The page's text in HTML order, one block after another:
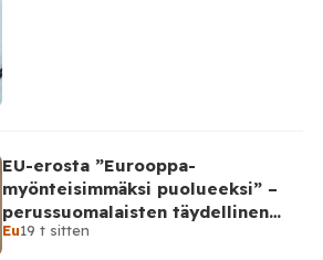
EU-erosta ”Eurooppa-
myönteisimmäksi puolueeksi” –
perussuomalaisten täydellinen
takinkääntö
Eu19 t sitten